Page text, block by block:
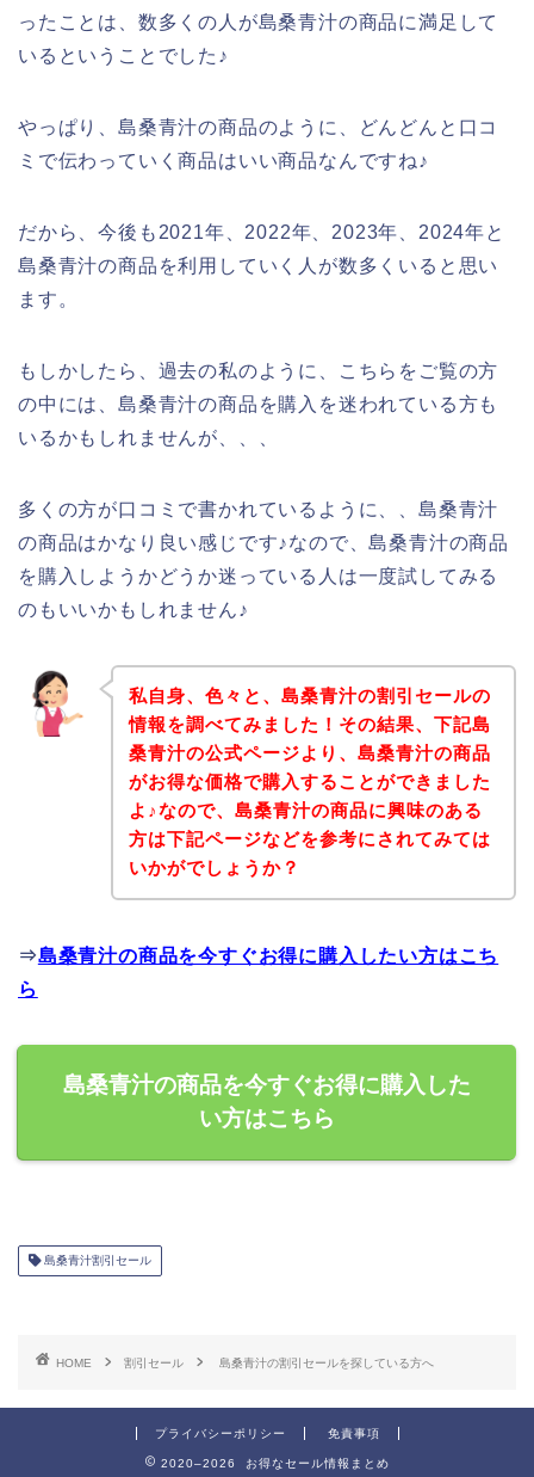
ったことは、数多くの人が島桑青汁の商品に満足して
いるということでした♪
やっぱり、島桑青汁の商品のように、どんどんと口コ
ミで伝わっていく商品はいい商品なんですね♪
だから、今後も2021年、2022年、2023年、2024年と
島桑青汁の商品を利用していく人が数多くいると思い
ます。
もしかしたら、過去の私のように、こちらをご覧の方
の中には、島桑青汁の商品を購入を迷われている方も
いるかもしれませんが、、、
多くの方が口コミで書かれているように、、島桑青汁
の商品はかなり良い感じです♪なので、島桑青汁の商品
を購入しようかどうか迷っている人は一度試してみる
のもいいかもしれません♪
私自身、色々と、島桑青汁の割引セールの
情報を調べてみました！その結果、下記島
桑青汁の公式ページより、島桑青汁の商品
がお得な価格で購入することができました
よ♪なので、島桑青汁の商品に興味のある
方は下記ページなどを参考にされてみては
いかがでしょうか？
⇒島桑青汁の商品を今すぐお得に購入したい方はこち
ら
島桑青汁の商品を今すぐお得に購入した
い方はこちら
島桑青汁割引セール
HOME 割引セール 島桑青汁の割引セールを探している方へ
プライバシーポリシー 免責事項
2020–2026 お得なセール情報まとめ